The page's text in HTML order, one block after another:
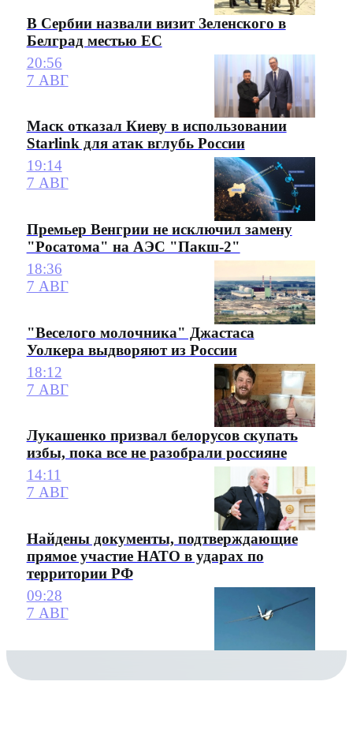
В Сербии назвали визит Зеленского в
Белград местью ЕС
20:56
7 АВГ
Маск отказал Киеву в использовании
Starlink для атак вглубь России
19:14
7 АВГ
Премьер Венгрии не исключил замену
"Росатома" на АЭС "Пакш-2"
18:36
7 АВГ
"Веселого молочника" Джастаса
Уолкера выдворяют из России
18:12
7 АВГ
Лукашенко призвал белорусов скупать
избы, пока все не разобрали россияне
14:11
7 АВГ
Найдены документы, подтверждающие
прямое участие НАТО в ударах по
территории РФ
09:28
7 АВГ